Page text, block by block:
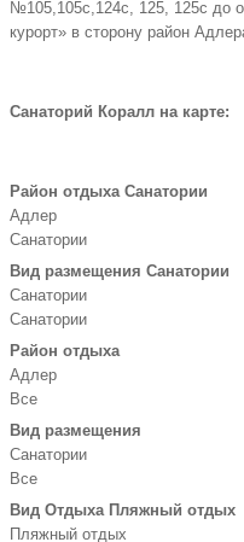
№105,105с,124с, 125, 125с до
курорт» в сторону район
Санаторий Коралл на карте:
Район отдыха Санатории
Адлер
Санатории
Вид размещения Санатории
Санатории
Санатории
Район отдыха
Адлер
Все
Вид размещения
Санатории
Все
Вид Отдыха Пляжный отдых
Пляжный отдых